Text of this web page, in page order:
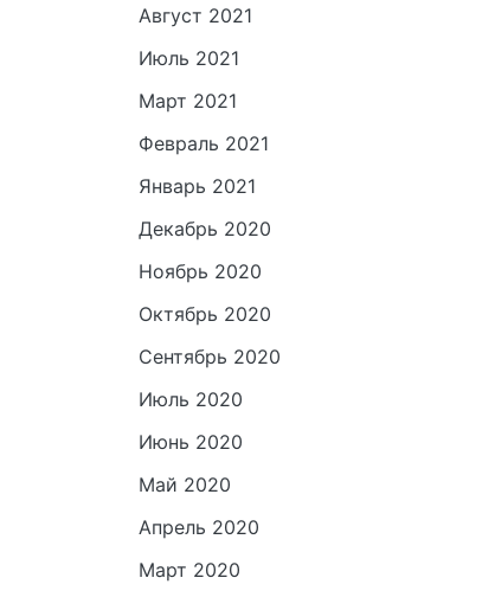
Август 2021
Июль 2021
Март 2021
Февраль 2021
Январь 2021
Декабрь 2020
Ноябрь 2020
Октябрь 2020
Сентябрь 2020
Июль 2020
Июнь 2020
Май 2020
Апрель 2020
Март 2020